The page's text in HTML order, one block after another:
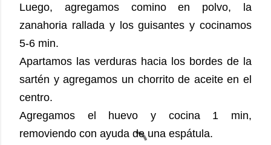
Luego, agregamos comino en polvo, la
zanahoria rallada y los guisantes y cocinamos
5-6 min.
Apartamos las verduras hacia los bordes de la
sartén y agregamos un chorrito de aceite en el
centro.
Agregamos el huevo y cocina 1 min,
removiendo con ayuda de una espátula.